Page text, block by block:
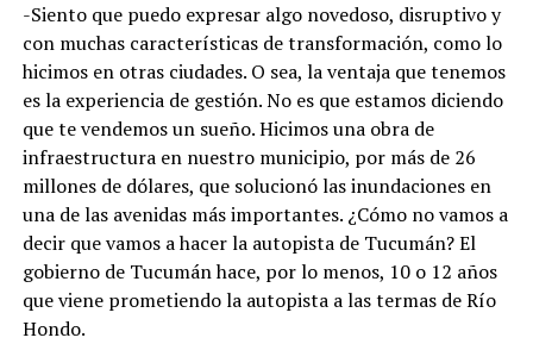
-Siento que puedo expresar algo novedoso, disruptivo y
con muchas características de transformación, como lo
hicimos en otras ciudades. O sea, la ventaja que tenemos
es la experiencia de gestión. No es que estamos diciendo
que te vendemos un sueño. Hicimos una obra de
infraestructura en nuestro municipio, por más de 26
millones de dólares, que solucionó las inundaciones en
una de las avenidas más importantes. ¿Cómo no vamos a
decir que vamos a hacer la autopista de Tucumán? El
gobierno de Tucumán hace, por lo menos, 10 o 12 años
que viene prometiendo la autopista a las termas de Río
Hondo.